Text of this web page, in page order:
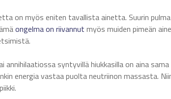
on myös eniten tavallista ainetta. Suurin
ongelmaon riivannut myös muiden pimeän
syntyvillä hiukkasilla on aina sama
energia vastaa puolta neutriinon massasta.